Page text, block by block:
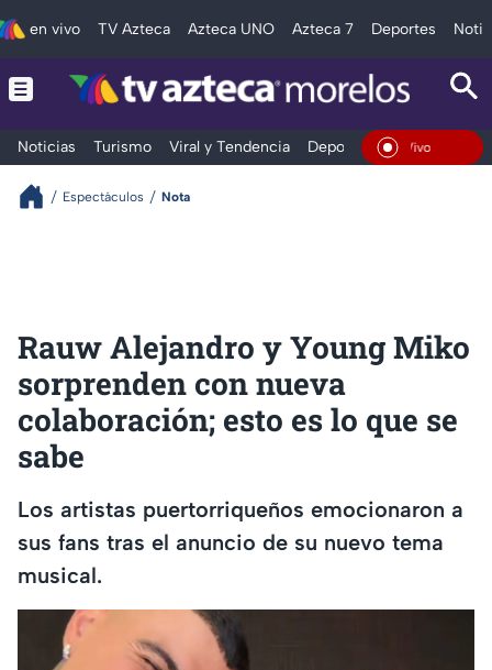
en vivo TV Azteca Azteca UNO Azteca 7 Deportes
Noticias Turismo Viral y Tendencia Deportes Espectáculos
En Vivo
Espectáculos Nota
Rauw Alejandro y Young Miko
sorprenden con nueva
colaboración; esto es lo que se
sabe
Los artistas puertorriqueños emocionaron a
sus fans tras el anuncio de su nuevo tema
musical.